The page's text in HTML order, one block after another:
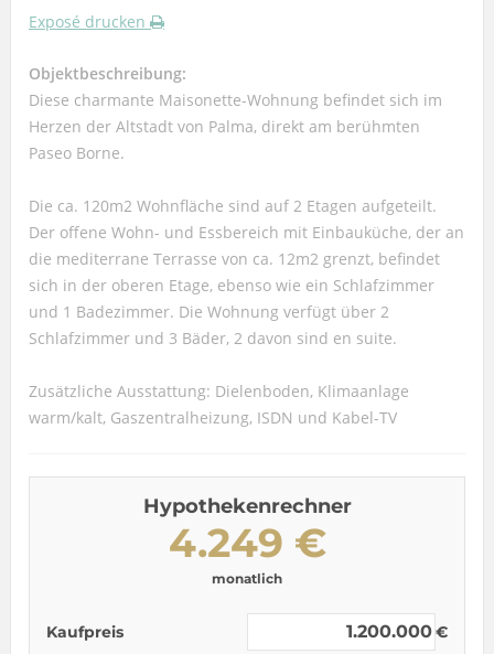
Exposé drucken
Objektbeschreibung:
Diese charmante Maisonette-Wohnung befindet sich im
Herzen der Altstadt von Palma, direkt am berühmten
Paseo Borne.
Die ca. 120m2 Wohnfläche sind auf 2 Etagen aufgeteilt.
Der offene Wohn- und Essbereich mit Einbauküche, der an
die mediterrane Terrasse von ca. 12m2 grenzt, befindet
sich in der oberen Etage, ebenso wie ein Schlafzimmer
und 1 Badezimmer. Die Wohnung verfügt über 2
Schlafzimmer und 3 Bäder, 2 davon sind en suite.
Zusätzliche Ausstattung: Dielenboden, Klimaanlage
warm/kalt, Gaszentralheizung, ISDN und Kabel-TV